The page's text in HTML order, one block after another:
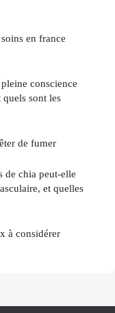
en france
conscience
quels sont les
de fumer
de chia peut-elle
et quelles
à considérer